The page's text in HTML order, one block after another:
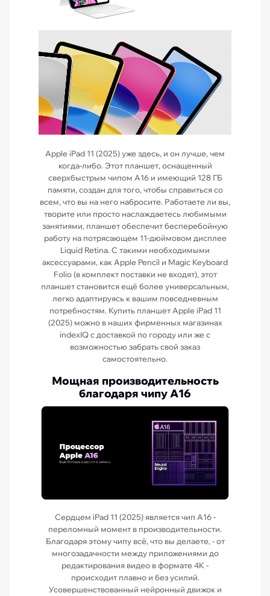
Apple iPad 11 (2025) уже здесь, и он лучше, чем
когда-либо. Этот планшет, оснащенный
сверхбыстрым чипом A16 и имеющий 128 ГБ
памяти, создан для того, чтобы справиться со
всем, что вы на него набросите. Работаете ли вы,
творите или просто наслаждаетесь любимыми
занятиями, планшет обеспечит бесперебойную
работу на потрясающем 11-дюймовом дисплее
Liquid Retina. С такими необходимыми
аксессуарами, как Apple Pencil и Magic Keyboard
Folio (в комплект поставки не входят), этот
планшет становится ещё более универсальным,
легко адаптируясь к вашим повседневным
потребностям. Купить планшет Apple iPad 11
(2025) можно в наших фирменных магазинах
indexIQ с доставкой по городу или же с
возможностью забрать свой заказ
самостоятельно.
Мощная производительность
благодаря чипу A16
Сердцем iPad 11 (2025) является чип A16 -
переломный момент в производительности.
Благодаря этому чипу всё, что вы делаете, - от
многозадачности между приложениями до
редактирования видео в формате 4K -
происходит плавно и без усилий.
Усовершенствованный нейронный движок и